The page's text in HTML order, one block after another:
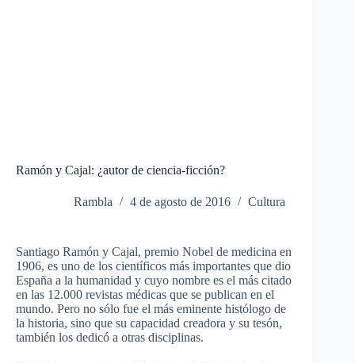
Ramón y Cajal: ¿autor de ciencia-ficción?
Rambla 4 de agosto de 2016 Cultura
Santiago Ramón y Cajal, premio Nobel de medicina en
1906, es uno de los científicos más importantes que dio
España a la humanidad y cuyo nombre es el más citado
en las 12.000 revistas médicas que se publican en el
mundo. Pero no sólo fue el más eminente histólogo de
la historia, sino que su capacidad creadora y su tesón,
también los dedicó a otras disciplinas.